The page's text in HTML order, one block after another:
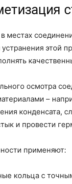
местах
устранения этой
осмотра
–
конденсата,
и провести
применяют:
кольца с